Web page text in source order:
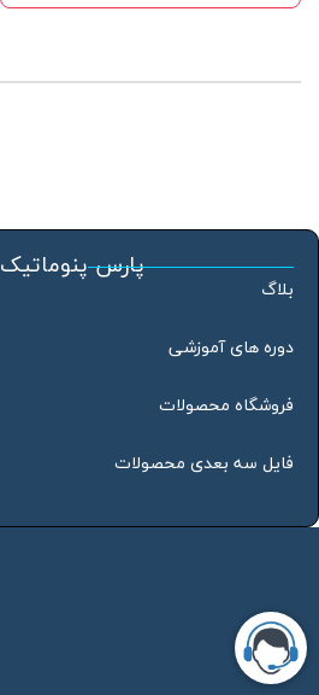
پارس پنوماتیک
بلاگ
دوره های آموزشی
فروشگاه محصولات
فایل سه بعدی محصولات